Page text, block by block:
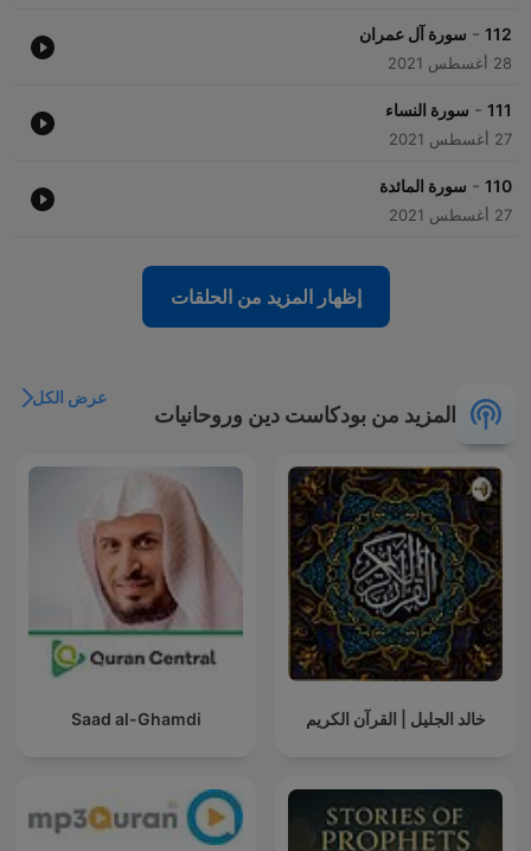
112
- سورة آل عمران
28 أغسطس 2021
111
- سورة النساء
27 أغسطس 2021
110
- سورة المائدة
27 أغسطس 2021
إظهار المزيد من الحلقات
المزيد من بودكاست دين وروحانيات
عرض الكل
خالد الجليل | القرآن الكريم Saad al-Ghamdi